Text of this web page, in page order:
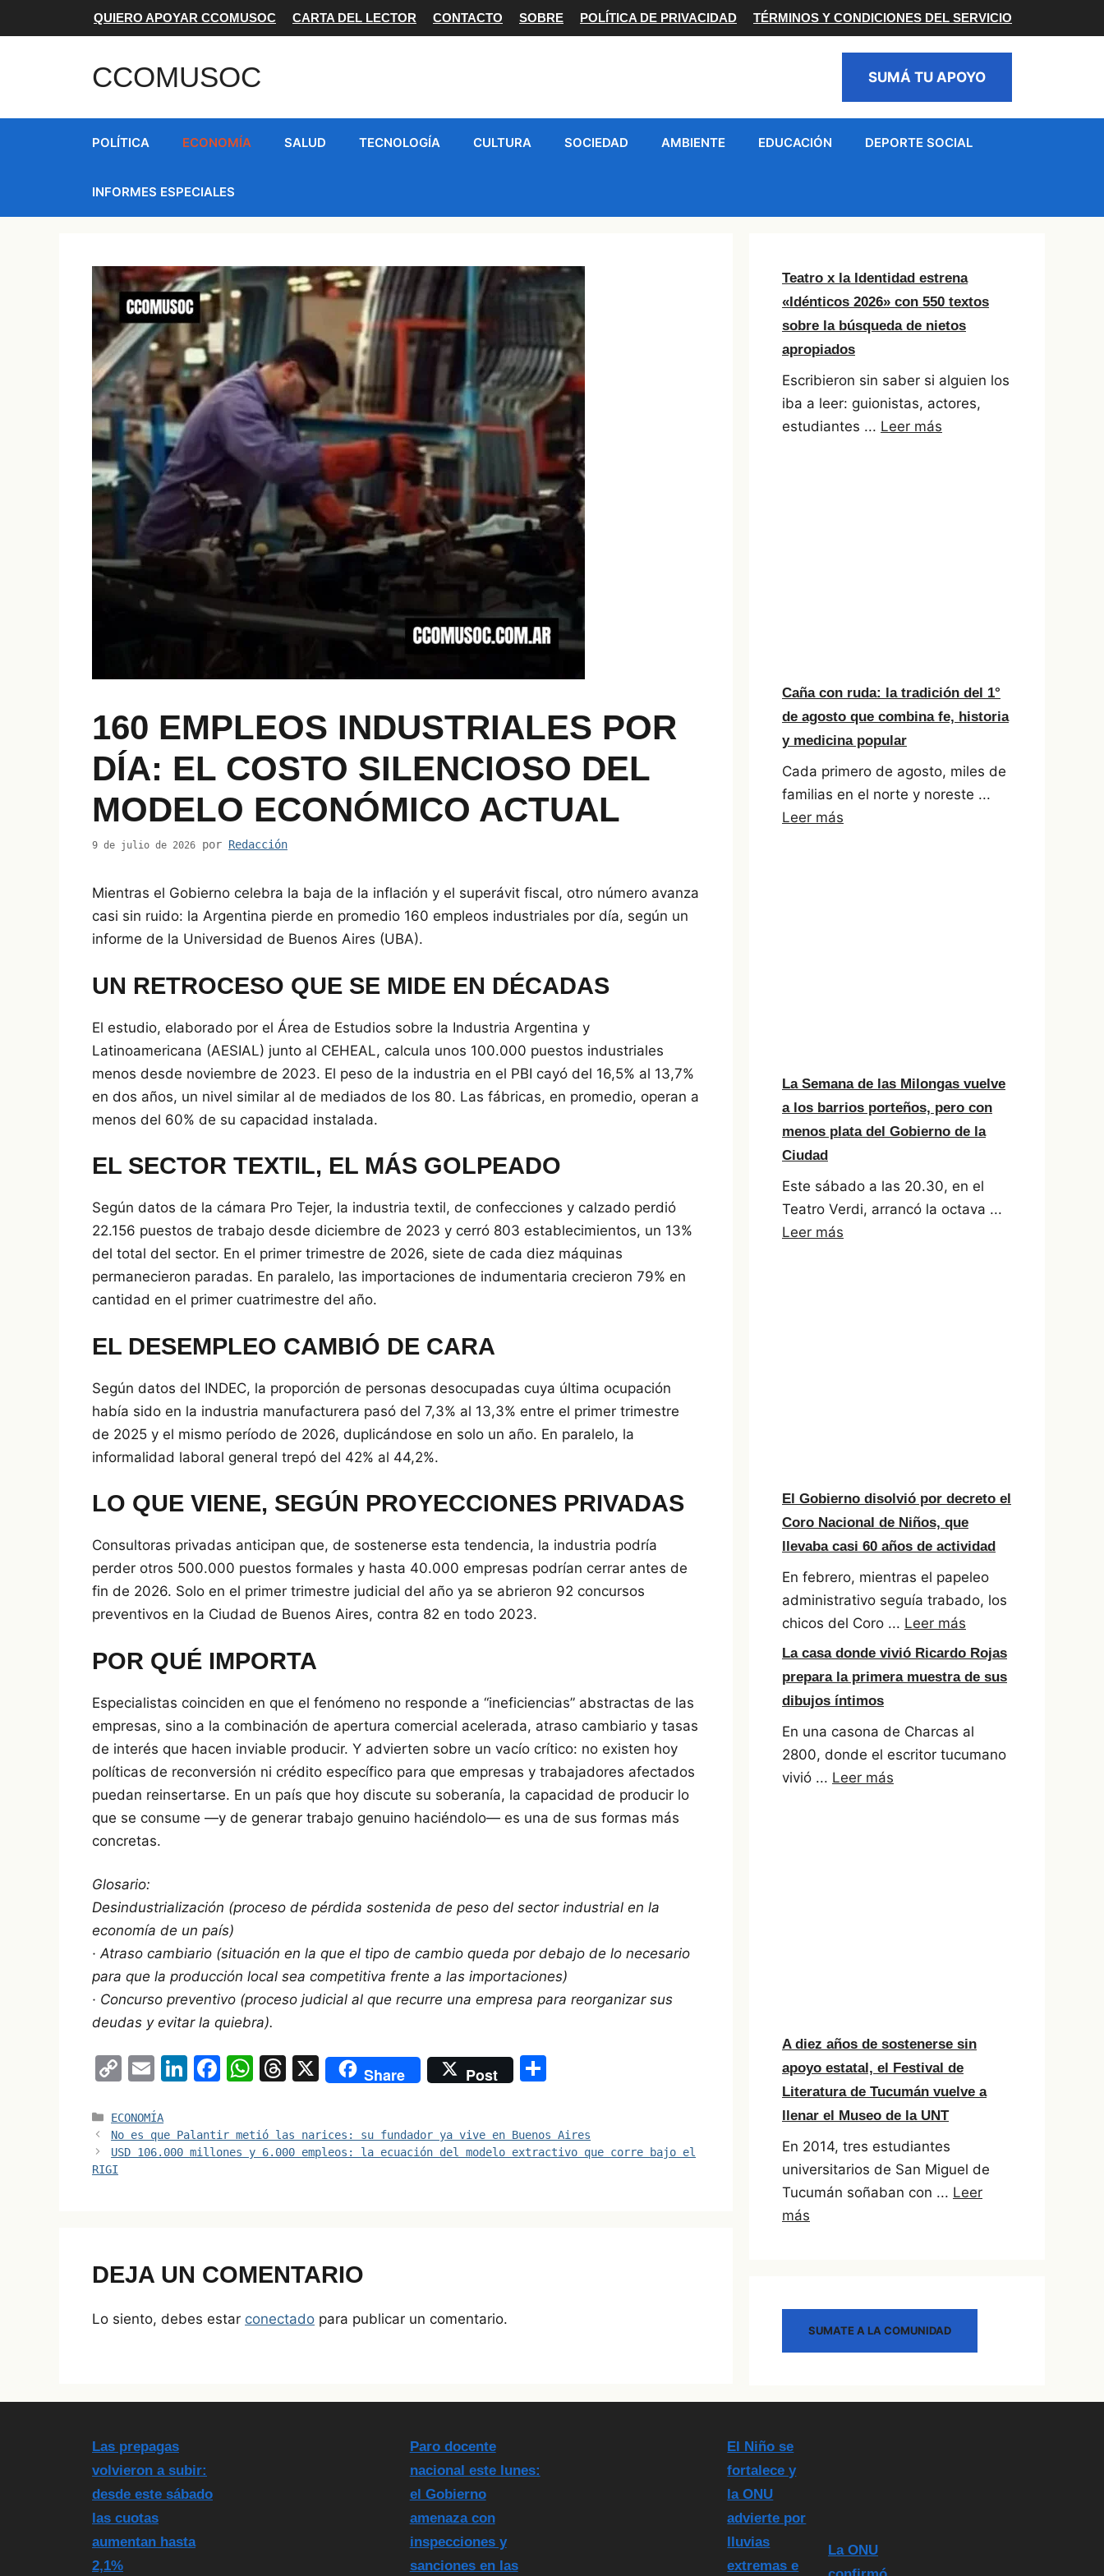
al
QUIERO APOYAR CCOMUSOC CARTA DEL LECTOR CONTACTO SOBRE POLÍTICA DE PRIVACIDAD TÉRMINOS Y CONDICIONES DEL SERVICIO
CCOMUSOC SUMÁ TU APOYO
POLÍTICA ECONOMÍA SALUD TECNOLOGÍA CULTURA SOCIEDAD AMBIENTE EDUCACIÓN DEPORTE SOCIAL
INFORMES ESPECIALES
160 EMPLEOS INDUSTRIALES POR
DÍA: EL COSTO SILENCIOSO DEL
MODELO ECONÓMICO ACTUAL
9 de julio de 2026 por Redacción
Mientras el Gobierno celebra la baja de la inflación y el superávit fiscal, otro número avanza
casi sin ruido: la Argentina pierde en promedio 160 empleos industriales por día, según un
informe de la Universidad de Buenos Aires (UBA).
UN RETROCESO QUE SE MIDE EN DÉCADAS
El estudio, elaborado por el Área de Estudios sobre la Industria Argentina y
Latinoamericana (AESIAL) junto al CEHEAL, calcula unos 100.000 puestos industriales
menos desde noviembre de 2023. El peso de la industria en el PBI cayó del 16,5% al 13,7%
en dos años, un nivel similar al de mediados de los 80. Las fábricas, en promedio, operan a
menos del 60% de su capacidad instalada.
EL SECTOR TEXTIL, EL MÁS GOLPEADO
Según datos de la cámara Pro Tejer, la industria textil, de confecciones y calzado perdió
22.156 puestos de trabajo desde diciembre de 2023 y cerró 803 establecimientos, un 13%
del total del sector. En el primer trimestre de 2026, siete de cada diez máquinas
permanecieron paradas. En paralelo, las importaciones de indumentaria crecieron 79% en
cantidad en el primer cuatrimestre del año.
EL DESEMPLEO CAMBIÓ DE CARA
Según datos del INDEC, la proporción de personas desocupadas cuya última ocupación
había sido en la industria manufacturera pasó del 7,3% al 13,3% entre el primer trimestre
de 2025 y el mismo período de 2026, duplicándose en solo un año. En paralelo, la
informalidad laboral general trepó del 42% al 44,2%.
LO QUE VIENE, SEGÚN PROYECCIONES PRIVADAS
Consultoras privadas anticipan que, de sostenerse esta tendencia, la industria podría
perder otros 500.000 puestos formales y hasta 40.000 empresas podrían cerrar antes de
fin de 2026. Solo en el primer trimestre judicial del año ya se abrieron 92 concursos
preventivos en la Ciudad de Buenos Aires, contra 82 en todo 2023.
POR QUÉ IMPORTA
Especialistas coinciden en que el fenómeno no responde a “ineficiencias” abstractas de las
empresas, sino a la combinación de apertura comercial acelerada, atraso cambiario y tasas
de interés que hacen inviable producir. Y advierten sobre un vacío crítico: no existen hoy
políticas de reconversión ni crédito específico para que empresas y trabajadores afectados
puedan reinsertarse. En un país que hoy discute su soberanía, la capacidad de producir lo
que se consume —y de generar trabajo genuino haciéndolo— es una de sus formas más
concretas.
Glosario:
Desindustrialización (proceso de pérdida sostenida de peso del sector industrial en la
economía de un país)
· Atraso cambiario (situación en la que el tipo de cambio queda por debajo de lo necesario
para que la producción local sea competitiva frente a las importaciones)
· Concurso preventivo (proceso judicial al que recurre una empresa para reorganizar sus
deudas y evitar la quiebra).
C
p
y
E
ai
l
Li
e
F
e
W
s
T
a
X Share Post
e
Categorías
ECONOMÍA
No es que Palantir metió las narices: su fundador ya vive en Buenos Aires
USD 106.000 millones y 6.000 empleos: la ecuación del modelo extractivo que corre bajo el
RIGI
DEJA UN COMENTARIO
Lo siento, debes estar conectado para publicar un comentario.
Teatro x la Identidad estrena
«Idénticos 2026» con 550 textos
sobre la búsqueda de nietos
apropiados
Escribieron sin saber si alguien los
iba a leer: guionistas, actores,
estudiantes ... Leer más
Caña con ruda: la tradición del 1°
de agosto que combina fe, historia
y medicina popular
Cada primero de agosto, miles de
familias en el norte y noreste ...
Leer más
La Semana de las Milongas vuelve
a los barrios porteños, pero con
menos plata del Gobierno de la
Ciudad
Este sábado a las 20.30, en el
Teatro Verdi, arrancó la octava ...
Leer más
El Gobierno disolvió por decreto el
Coro Nacional de Niños, que
llevaba casi 60 años de actividad
En febrero, mientras el papeleo
administrativo seguía trabado, los
chicos del Coro ... Leer más
La casa donde vivió Ricardo Rojas
prepara la primera muestra de sus
dibujos íntimos
En una casona de Charcas al
2800, donde el escritor tucumano
vivió ... Leer más
A diez años de sostenerse sin
apoyo estatal, el Festival de
Literatura de Tucumán vuelve a
llenar el Museo de la UNT
En 2014, tres estudiantes
universitarios de San Miguel de
Tucumán soñaban con ... Leer
más
SUMATE A LA COMUNIDAD
Las prepagas
volvieron a subir:
desde este sábado
las cuotas
aumentan hasta
2,1%
Paro docente
nacional este lunes:
el Gobierno
amenaza con
inspecciones y
sanciones en las
El Niño se
fortalece y
la ONU
advierte por
lluvias
extremas e
La ONU